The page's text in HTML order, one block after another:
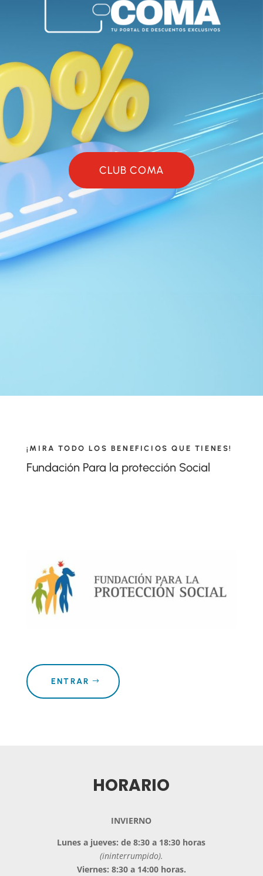
CLUB COMA
¡MIRA TODO LOS BENEFICIOS QUE TIENES!
Fundación Para la protección Social
ENTRAR
HORARIO
INVIERNO
Lunes a jueves: de 8:30 a 18:30 horas
(ininterrumpido).
Viernes: 8:30 a 14:00 horas.